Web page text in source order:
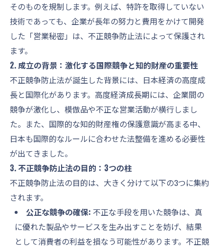
そのものを規制します。例えば、特許を取得していない
技術であっても、企業が長年の努力と費用をかけて開発
した「営業秘密」は、不正競争防止法によって保護され
ます。
2. 成立の背景：激化する国際競争と知的財産の重要性
不正競争防止法が誕生した背景には、日本経済の高度成
長と国際化があります。高度経済成長期には、企業間の
競争が激化し、模倣品や不正な営業活動が横行しまし
た。また、国際的な知的財産権の保護意識が高まる中、
日本も国際的なルールに合わせた法整備を進める必要性
が出てきました。
3. 不正競争防止法の目的：3つの柱
不正競争防止法の目的は、大きく分けて以下の3つに集約
されます。
公正な競争の確保: 不正な手段を用いた競争は、真
に優れた製品やサービスを生み出すことを妨げ、結果
として消費者の利益を損なう可能性があります。不正競